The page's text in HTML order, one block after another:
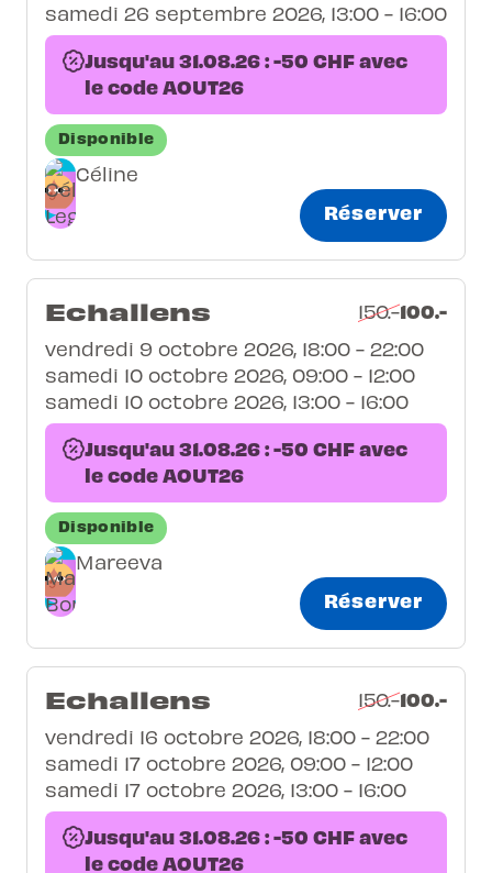
samedi 26 septembre 2026, 13:00 - 16:00
Jusqu'au 31.08.26 : -50 CHF avec
le code AOUT26
Disponible
Céline
Réserver
Echallens 150.-100.-
vendredi 9 octobre 2026, 18:00 - 22:00
samedi 10 octobre 2026, 09:00 - 12:00
samedi 10 octobre 2026, 13:00 - 16:00
Jusqu'au 31.08.26 : -50 CHF avec
le code AOUT26
Disponible
Mareeva
Réserver
Echallens 150.-100.-
vendredi 16 octobre 2026, 18:00 - 22:00
samedi 17 octobre 2026, 09:00 - 12:00
samedi 17 octobre 2026, 13:00 - 16:00
Jusqu'au 31.08.26 : -50 CHF avec
le code AOUT26